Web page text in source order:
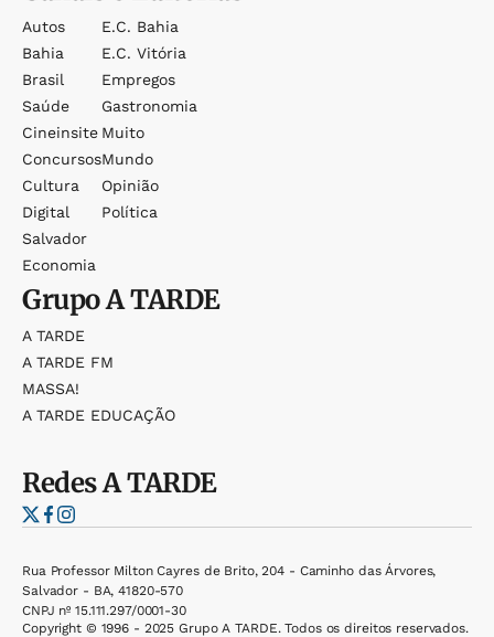
Autos
Bahia
Brasil
Saúde
Cineinsite
Concursos
Cultura
Digital
Salvador
Economia
E.c. Bahia
E.c. Vitória
Empregos
Gastronomia
Muito
Mundo
Opinião
Política
GrupoA TARDE
A TARDE
A TARDE FM
MASSA!
A TARDE EDUCAÇÃO
RedesA TARDE
Rua Professor Milton Cayres de Brito, 204 - Caminho das Árvores,
Salvador - BA, 41820-570
CNPJ nº 15.111.297/0001-30
Copyright © 1996 - 2025 Grupo A TARDE. Todos os direitos reservados.